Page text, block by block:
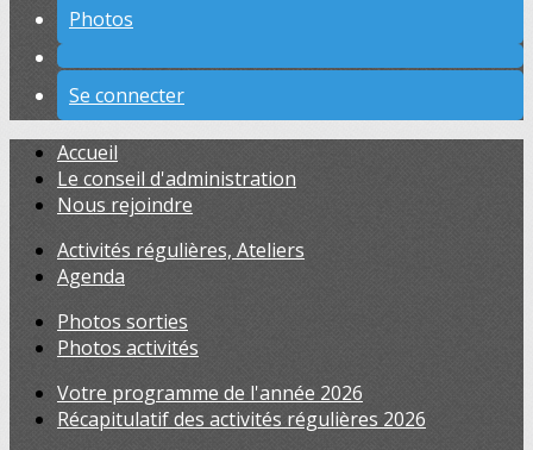
Photos
Se connecter
Accueil
Le conseil d'administration
Nous rejoindre
Activités régulières, Ateliers
Agenda
Photos sorties
Photos activités
Votre programme de l'année 2026
Récapitulatif des activités régulières 2026